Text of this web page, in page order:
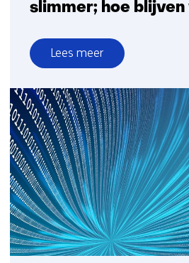
slimmer; hoe blijven
Lees meer
over
Criminelen
gebruiken
AI
steeds
slimmer;
hoe
blijven
we
ze
voor?